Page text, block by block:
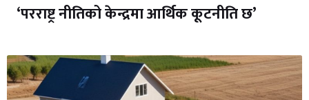
‘परराष्ट्र नीतिको केन्द्रमा आर्थिक कूटनीति छ’